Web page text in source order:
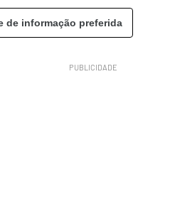
de informação preferida